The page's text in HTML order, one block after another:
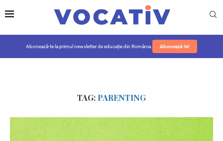
Abonează-te la primul newsletter de educație din România. Abonează-te!
TAG: PARENTING